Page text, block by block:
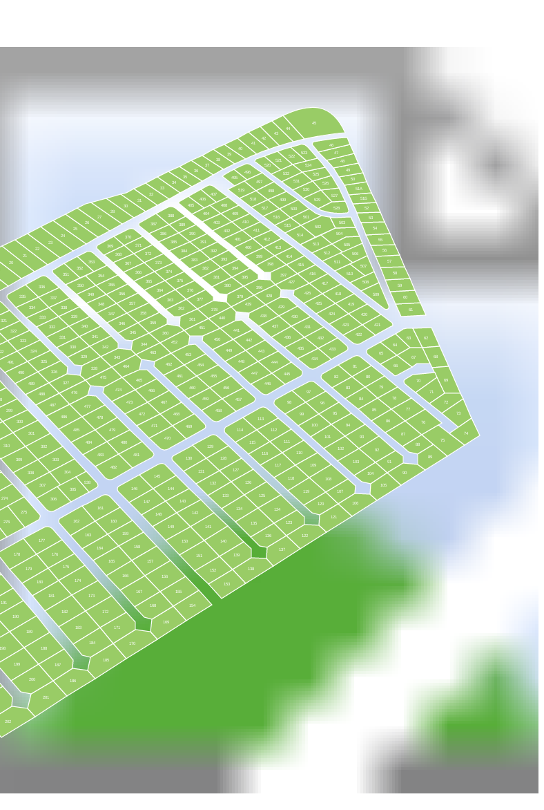
202
201
186
185
170
169
154
191
190
198
189
199
188
200
187
178
177
179
176
180
175
181
174
182
173
183
172
184
171
162
161
163
160
164
159
165
158
166
157
167
156
168
155
146
145
147
144
148
143
149
142
150
141
151
140
152
139
153
138
130
129
131
128
132
127
133
126
134
125
135
124
136
123
137
122
114
113
115
112
116
111
117
110
118
109
119
108
120
107
121
106
98
97
99
96
100
95
101
94
102
93
103
92
104
105
91
90
82
81
83
80
84
79
85
78
86
77
87
76
88
89
75
65
66
64
63 62
67 68
69
70
71
72
73
74
20
21
22
23
24
25
26
27
28
30
31
32
33
34
35
36
37
38
39
40
41
42
43
44
45
274
276
275
299
300
310
301
309
302
308
303
307
304
306
305
538
321
322
323
491
324
490
325
489
326
488
327
487
476
486
477
485
478
484
479
483
480
482
481
335
336
334
337
333
338
332
339
331
340
330
341
329
342
328
343
475
474
473
472
471
470
464
465
466
467
468
469
351
352
353
350
354
349
355
348
356
347
357
346
358
345
344
359
360
463
452
462
461
453
454
460
455
459
456
458
457
369
370
368
371
367
372
366
373
365
374
364
375
363
376
362
361
377
378
451
450
440
441
449
442
448
443
447
444
446
445
387
388
386
389
385
390
384
391
383
392
382
393
381
394
380
395
379
396
439
428
438
429
437
430
436
431
435
432
434
433
405
406
407
404
408
403
409
402
410
401
411
400
412
399
413
398
397
427
414
415
416
417
426
425
418
424
419
423
420
422
421
61
60
59
58
57
56
55
54
53
52
51Б
51А
50
49
48
47
46
520
521
522
523
532
531
530
529
528
527
526
525
524
495
496
519
497
518
517
516
515
514
513
512
511
510
508
509
498
499
500
501
502
504
503
505
506
507